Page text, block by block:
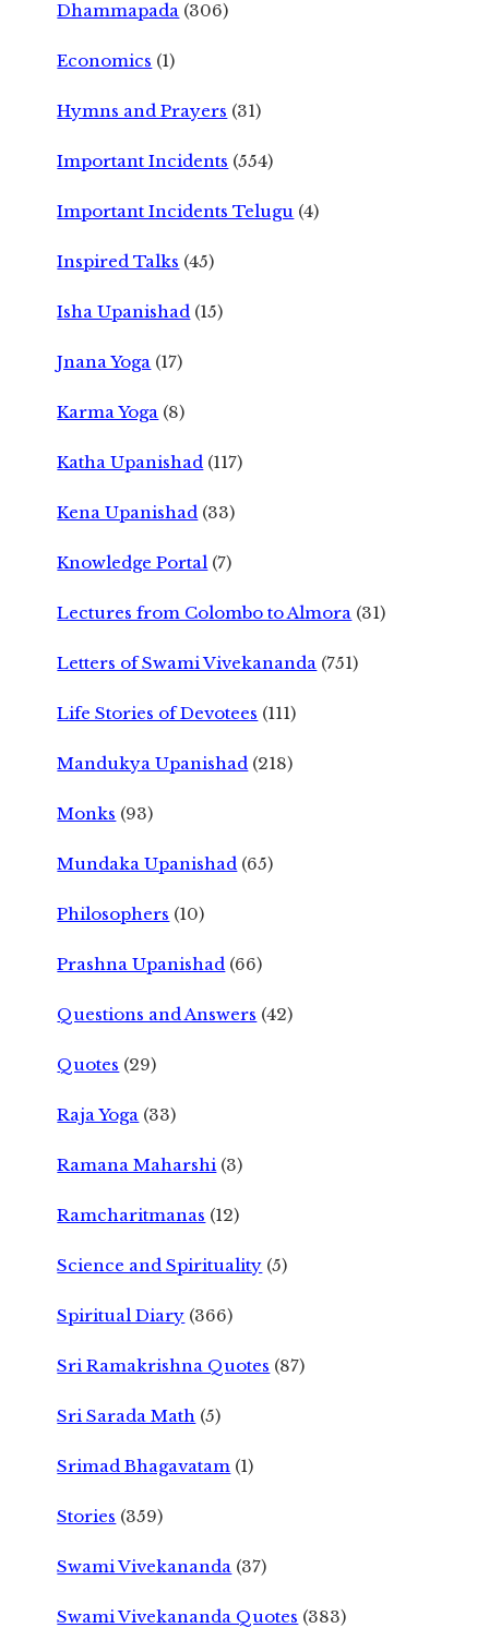
Dhammapada (306)
Economics (1)
Hymns and Prayers (31)
Important Incidents (554)
Important Incidents Telugu (4)
Inspired Talks (45)
Isha Upanishad (15)
Jnana Yoga (17)
Karma Yoga (8)
Katha Upanishad (117)
Kena Upanishad (33)
Knowledge Portal (7)
Lectures from Colombo to Almora (31)
Letters of Swami Vivekananda (751)
Life Stories of Devotees (111)
Mandukya Upanishad (218)
Monks (93)
Mundaka Upanishad (65)
Philosophers (10)
Prashna Upanishad (66)
Questions and Answers (42)
Quotes (29)
Raja Yoga (33)
Ramana Maharshi (3)
Ramcharitmanas (12)
Science and Spirituality (5)
Spiritual Diary (366)
Sri Ramakrishna Quotes (87)
Sri Sarada Math (5)
Srimad Bhagavatam (1)
Stories (359)
Swami Vivekananda (37)
Swami Vivekananda Quotes (383)